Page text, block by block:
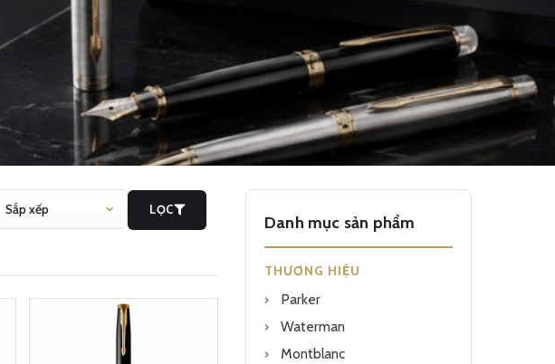
LỌC
Danh mục sản phẩm
THƯƠNG HIỆU
Parker
Waterman
Montblanc